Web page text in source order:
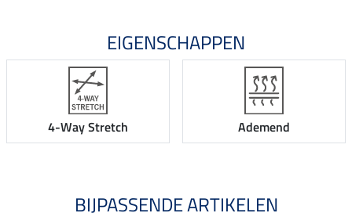
EIGENSCHAPPEN
4-Way Stretch Ademend
BIJPASSENDE ARTIKELEN